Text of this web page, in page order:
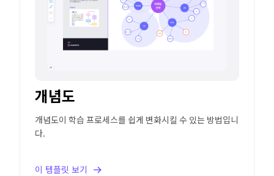
개념도
개념도이 학습 프로세스를 쉽게 변화시킬 수 있는 방법입니
다.
이 템플릿 보기